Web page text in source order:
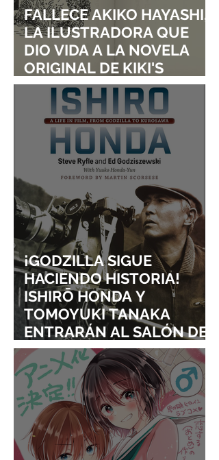
FALLECE AKIKO HAYASHI,
LA ILUSTRADORA QUE
DIO VIDA A LA NOVELA
ORIGINAL DE KIKI'S
DELIVERY SERVICE
¡GODZILLA SIGUE
HACIENDO HISTORIA!
ISHIRŌ HONDA Y
TOMOYUKI TANAKA
ENTRARÁN AL SALÓN DE
LA FAMA DE LOS EFECTOS
VISUALES